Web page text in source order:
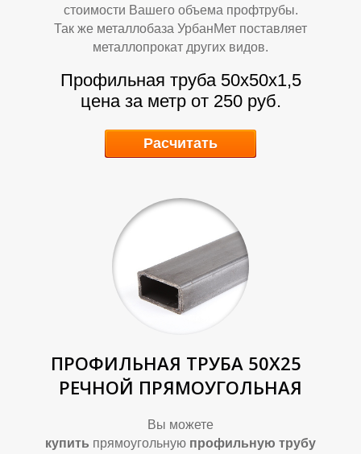
Т
стоимости Вашего объема профтрубы.
Так же металлобаза УрбанМет поставляет
металлопрокат других видов.
Профильная труба 50х50х1,5
цена за метр от 250 руб.
Расчитать
ПРОФИЛЬНАЯ ТРУБА 50Х25
РЕЧНОЙ ПРЯМОУГОЛЬНАЯ
Вы можете
купить прямоугольную профильную трубу
Т